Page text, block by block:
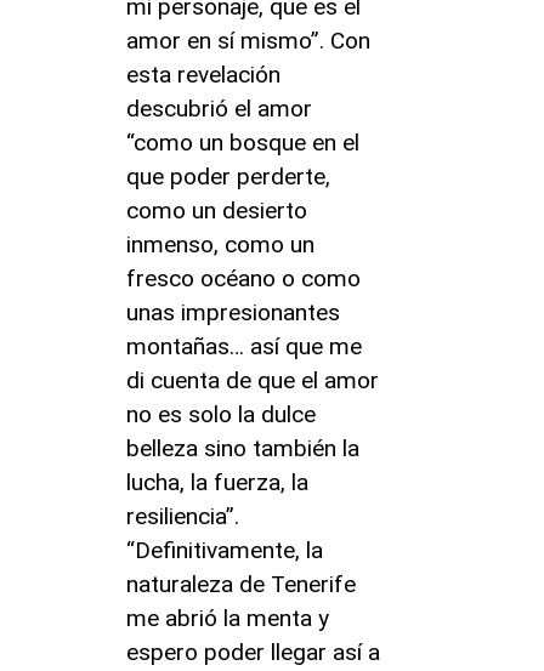
mi personaje, que es el
amor en sí mismo”. Con
esta revelación
descubrió el amor
“como un bosque en el
que poder perderte,
como un desierto
inmenso, como un
fresco océano o como
unas impresionantes
montañas… así que me
di cuenta de que el amor
no es solo la dulce
belleza sino también la
lucha, la fuerza, la
resiliencia”.
“Definitivamente, la
naturaleza de Tenerife
me abrió la menta y
espero poder llegar así a